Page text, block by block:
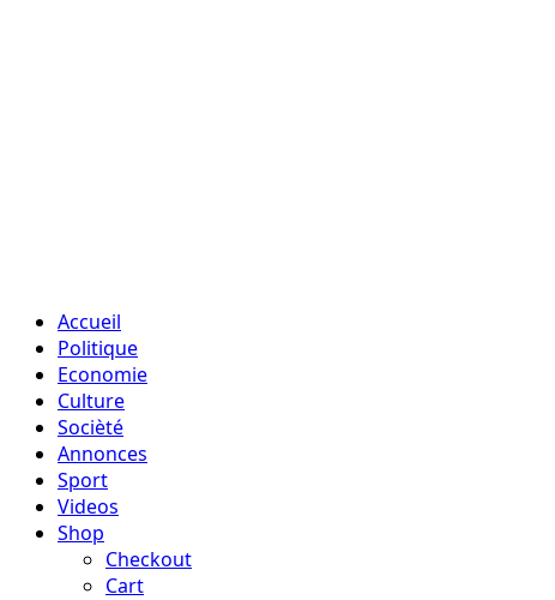
Accueil
Politique
Economie
Culture
Socièté
Annonces
Sport
Videos
Shop
Checkout
Cart